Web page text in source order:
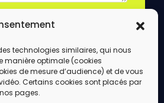
technologies similaires, qui nous
manière optimale (cookies
de mesure d’audience) et de vous
Certains cookies sont placés par
pages.
et le traitement